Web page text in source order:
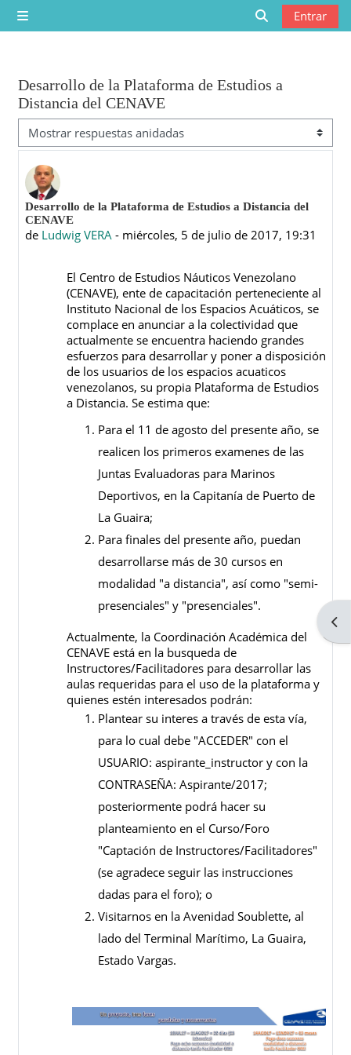
Saltar al contenido principal
Panel lateral
Selector de
Entrar
Desarrollo de la Plataforma de Estudios a
Distancia del CENAVE
Mostrar modo
Desarrollo de la Plataforma de Estudios a Distancia del
CENAVE
de Ludwig VERA - miércoles, 5 de julio de 2017, 19:31
Número de respuestas: 0
El Centro de Estudios Náuticos Venezolano
(CENAVE), ente de capacitación perteneciente al
Instituto Nacional de los Espacios Acuáticos, se
complace en anunciar a la colectividad que
actualmente se encuentra haciendo grandes
esfuerzos para desarrollar y poner a disposición
de los usuarios de los espacios acuaticos
venezolanos, su propia Plataforma de Estudios
a Distancia. Se estima que:
Para el 11 de agosto del presente año, se
realicen los primeros examenes de las
Juntas Evaluadoras para Marinos
Deportivos, en la Capitanía de Puerto de
La Guaira;
Para finales del presente año, puedan
desarrollarse más de 30 cursos en
modalidad "a distancia", así como "semi-
presenciales" y "presenciales".
Actualmente, la Coordinación Académica del
CENAVE está en la busqueda de
Instructores/Facilitadores para desarrollar las
aulas requeridas para el uso de la plataforma y
quienes estén interesados podrán:
Plantear su interes a través de esta vía,
para lo cual debe "ACCEDER" con el
USUARIO: aspirante_instructor y con la
CONTRASEÑA: Aspirante/2017;
posteriormente podrá hacer su
planteamiento en el Curso/Foro
"Captación de Instructores/Facilitadores"
(se agradece seguir las instrucciones
dadas para el foro); o
Visitarnos en la Avenidad Soublette, al
lado del Terminal Marítimo, La Guaira,
Estado Vargas.